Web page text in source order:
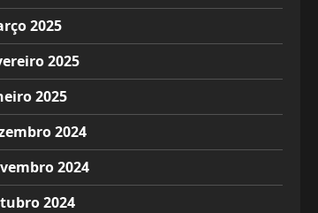
2025
2025
2025
2024
2024
2024